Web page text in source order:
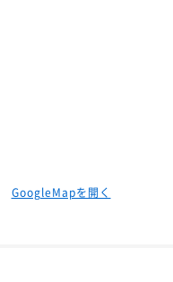
GoogleMapを開く